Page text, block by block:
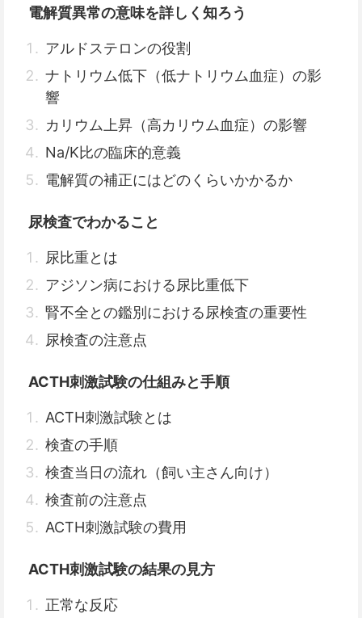
電解質異常の意味を詳しく知ろう
アルドステロンの役割
ナトリウム低下（低ナトリウム血症）の影
響
カリウム上昇（高カリウム血症）の影響
Na/K比の臨床的意義
電解質の補正にはどのくらいかかるか
尿検査でわかること
尿比重とは
アジソン病における尿比重低下
腎不全との鑑別における尿検査の重要性
尿検査の注意点
ACTH刺激試験の仕組みと手順
ACTH刺激試験とは
検査の手順
検査当日の流れ（飼い主さん向け）
検査前の注意点
ACTH刺激試験の費用
ACTH刺激試験の結果の見方
正常な反応